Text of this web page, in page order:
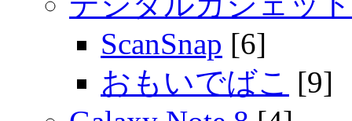
ScanSnap [6]
おもいでばこ [9]